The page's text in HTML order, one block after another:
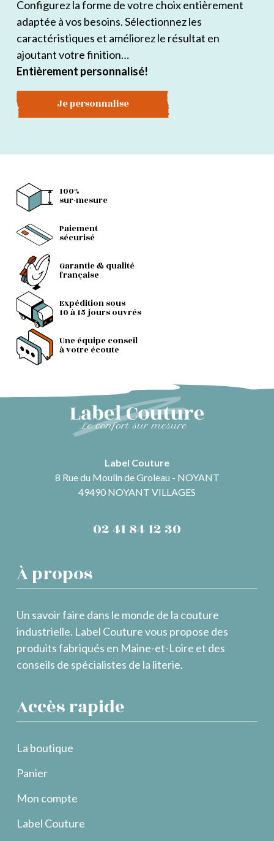
Configurez la forme de votre choix entièrement
adaptée à vos besoins. Sélectionnez les
caractéristiques et améliorez le résultat en
ajoutant votre finition…
Entièrement personnalisé!
Je personnalise
100%
sur-mesure
Paiement
sécurisé
Garantie & qualité
française
Expédition sous
10 à 15 jours ouvrés
Une équipe conseil
à votre écoute
Label Couture
8 Rue du Moulin de Groleau - NOYANT
49490 NOYANT VILLAGES
02 41 84 12 30
À propos
Un savoir faire dans le monde de la couture
industrielle. Label Couture vous propose des
produits fabriqués en Maine-et-Loire et des
conseils de spécialistes de la literie.
Accès rapide
La boutique
Panier
Mon compte
Label Couture